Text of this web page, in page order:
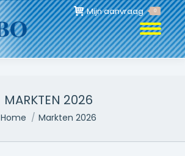
Mijn aanvraag 0
MARKTEN 2026
Je bent hier:
Home Markten 2026